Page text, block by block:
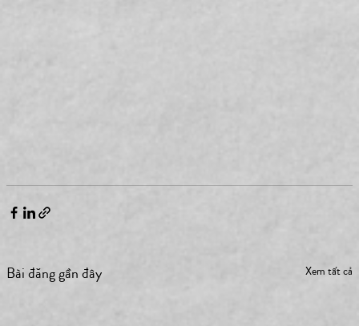
Bài đăng gần đây Xem tất cả